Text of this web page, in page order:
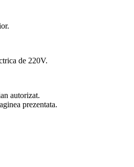
de 220V.
autorizat.
prezentata.